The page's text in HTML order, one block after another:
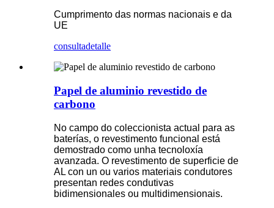
Cumprimento das normas nacionais e da
UE
consultadetalle
Papel de aluminio revestido de
carbono
No campo do coleccionista actual para as
baterías, o revestimento funcional está
demostrado como unha tecnoloxía
avanzada. O revestimento de superficie de
AL con un ou varios materiais condutores
presentan redes condutivas
bidimensionales ou multidimensionais.